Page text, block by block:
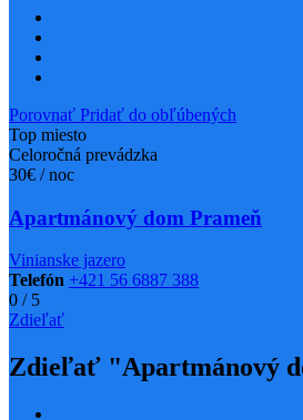
Porovnať Pridať do obľúbených
Top miesto
Celoročná prevádzka
30€ / noc
Apartmánový dom Prameň
Vinianske jazero
Telefón +421 56 6887 388
0 /5
Zdieľať
Zdieľať "Apartmánový